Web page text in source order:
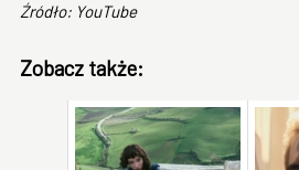
Źródło: YouTube
Zobacz także: